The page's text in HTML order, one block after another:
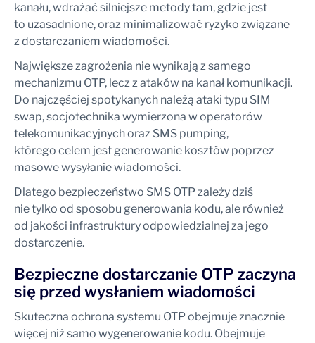
kanału, wdrażać silniejsze metody tam, gdzie jest
to uzasadnione, oraz minimalizować ryzyko związane
z dostarczaniem wiadomości.
Największe zagrożenia nie wynikają z samego
mechanizmu OTP, lecz z ataków na kanał komunikacji.
Do najczęściej spotykanych należą ataki typu SIM
swap, socjotechnika wymierzona w operatorów
telekomunikacyjnych oraz SMS pumping,
którego celem jest generowanie kosztów poprzez
masowe wysyłanie wiadomości.
Dlatego bezpieczeństwo SMS OTP zależy dziś
nie tylko od sposobu generowania kodu, ale również
od jakości infrastruktury odpowiedzialnej za jego
dostarczenie.
Bezpieczne dostarczanie OTP zaczyna
się przed wysłaniem wiadomości
Skuteczna ochrona systemu OTP obejmuje znacznie
więcej niż samo wygenerowanie kodu. Obejmuje